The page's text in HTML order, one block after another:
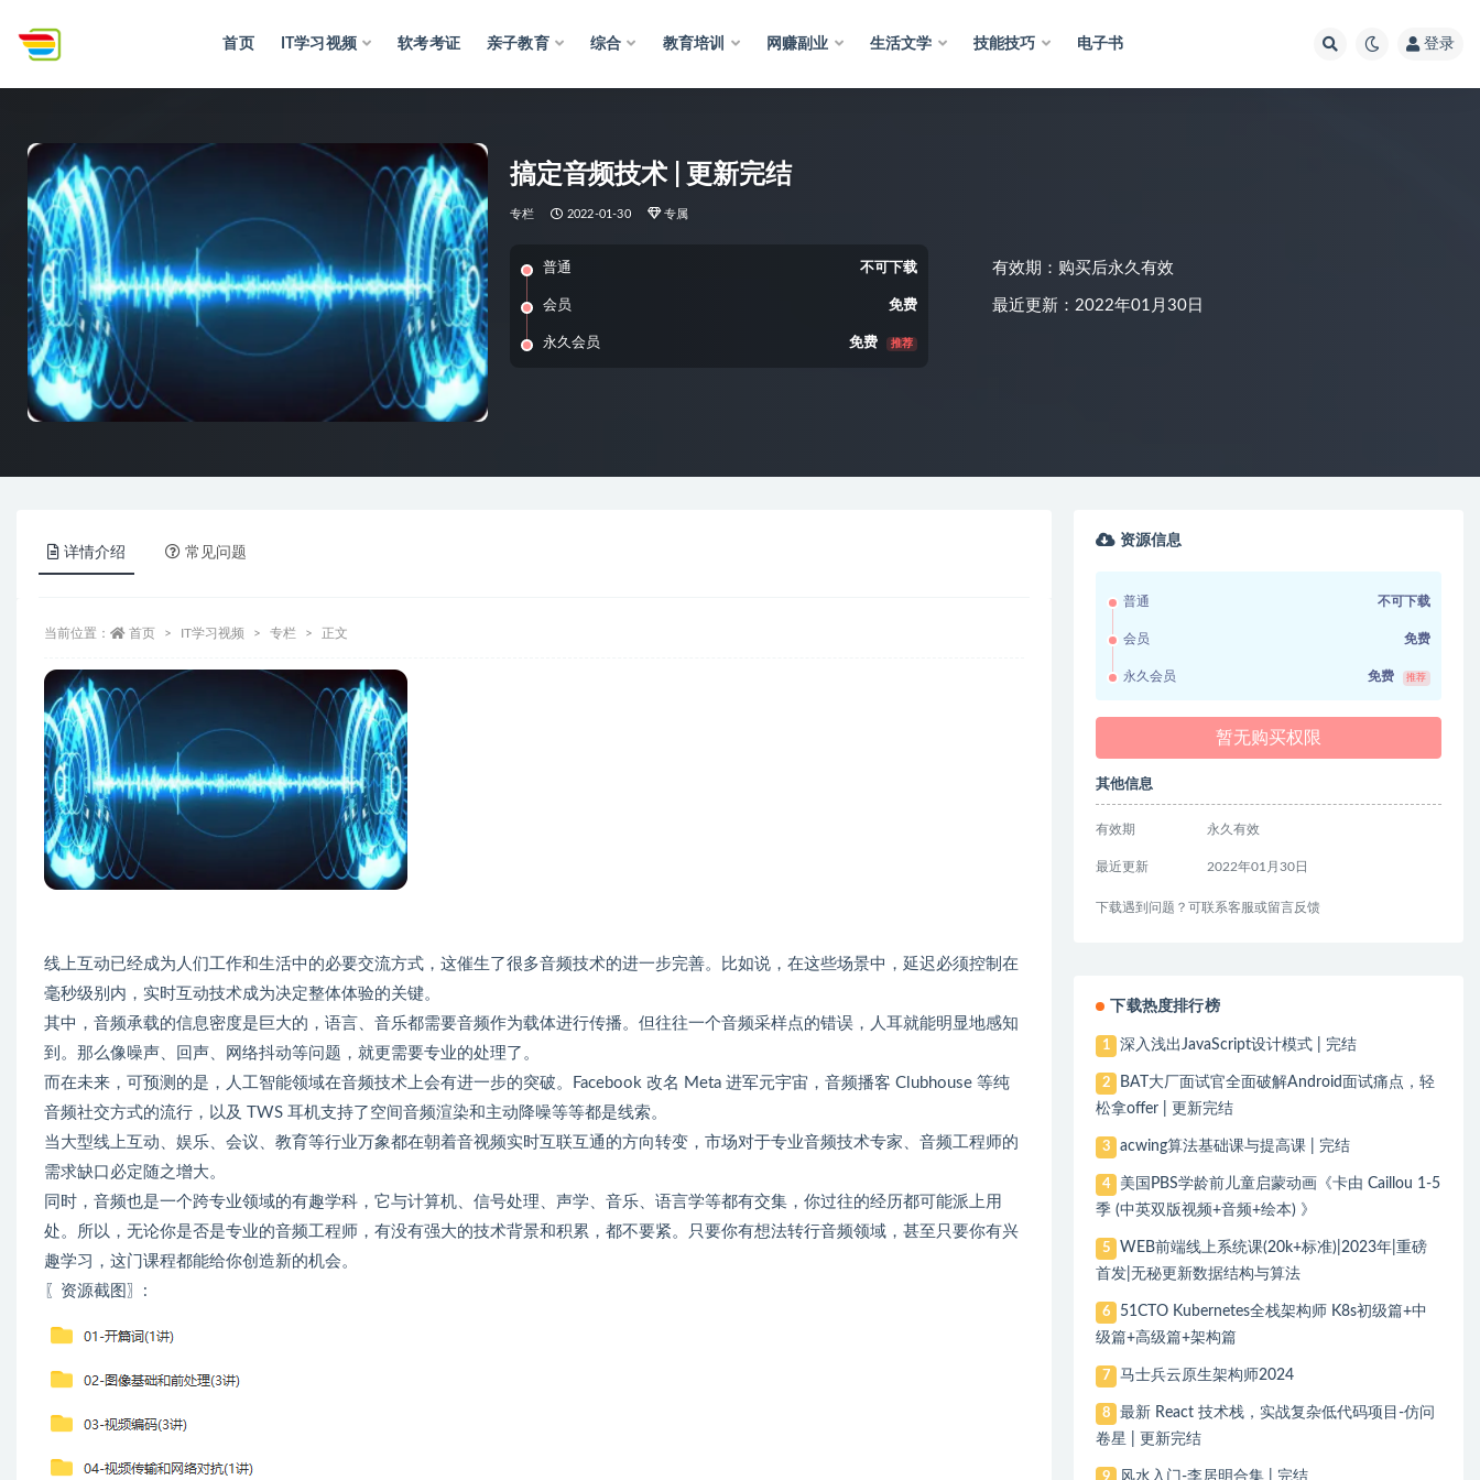
首页 IT学习视频 软考考证 亲子教育 综合 教育培训 网赚副业 生活文学 技能技巧 电子书 登录
搞定音频技术 | 更新完结
专栏 2022-01-30 专属
普通 不可下载
会员 免费
永久会员 免费 推荐
有效期：购买后永久有效
最近更新：2022年01月30日
详情介绍 常见问题
当前位置： 首页 IT学习视频 专栏 正文
线上互动已经成为人们工作和生活中的必要交流方式，这催生了很多音频技术的进一步完善。比如说，在这些场景中，延迟必须控制在
毫秒级别内，实时互动技术成为决定整体体验的关键。
其中，音频承载的信息密度是巨大的，语言、音乐都需要音频作为载体进行传播。但往往一个音频采样点的错误，人耳就能明显地感知
到。那么像噪声、回声、网络抖动等问题，就更需要专业的处理了。
而在未来，可预测的是，人工智能领域在音频技术上会有进一步的突破。Facebook 改名 Meta 进军元宇宙，音频播客 Clubhouse 等纯
音频社交方式的流行，以及 TWS 耳机支持了空间音频渲染和主动降噪等等都是线索。
当大型线上互动、娱乐、会议、教育等行业万象都在朝着音视频实时互联互通的方向转变，市场对于专业音频技术专家、音频工程师的
需求缺口必定随之增大。
同时，音频也是一个跨专业领域的有趣学科，它与计算机、信号处理、声学、音乐、语言学等都有交集，你过往的经历都可能派上用
处。所以，无论你是否是专业的音频工程师，有没有强大的技术背景和积累，都不要紧。只要你有想法转行音频领域，甚至只要你有兴
趣学习，这门课程都能给你创造新的机会。
〖资源截图〗:
资源信息
普通 不可下载
会员 免费
永久会员 免费 推荐
暂无购买权限
其他信息
有效期 永久有效
最近更新 2022年01月30日
下载遇到问题？可联系客服或留言反馈
下载热度排行榜
1 深入浅出JavaScript设计模式 | 完结
2
BAT大厂面试官全面破解Android面试痛点，轻
松拿offer | 更新完结
3 acwing算法基础课与提高课 | 完结
4
美国PBS学龄前儿童启蒙动画《卡由 Caillou 1-5
季 (中英双版视频+音频+绘本) 》
5
WEB前端线上系统课(20k+标准)|2023年|重磅
首发|无秘更新数据结构与算法
6
51CTO Kubernetes全栈架构师 K8s初级篇+中
级篇+高级篇+架构篇
7 马士兵云原生架构师2024
8
最新 React 技术栈，实战复杂低代码项目-仿问
卷星 | 更新完结